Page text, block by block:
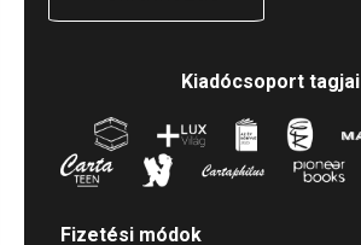
Kiadócsoport tagjai
Fizetési módok